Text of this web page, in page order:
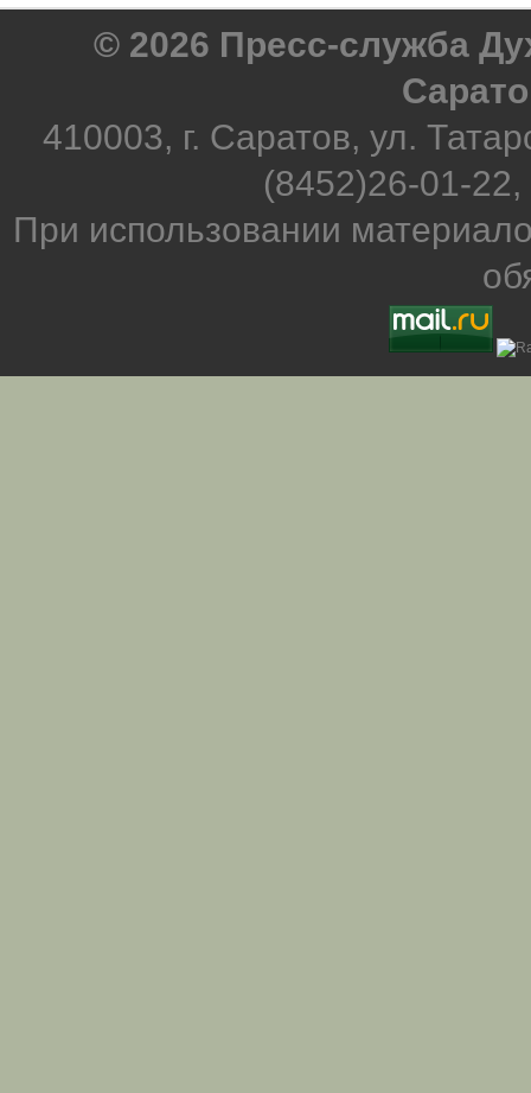
© 2026 Пресс-служба
410003, г. Саратов, ул.
(8452)26-01-
При использовании